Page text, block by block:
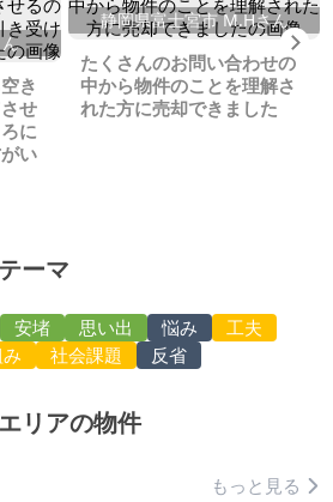
き
せ
に
い
静岡県富士宮市 M.Hさん
たくさんのお問い合わせの
中から物件のことを理解さ
れた方に売却できました
ーマ
安堵 思い出 悩み
工夫
社会課題 反省
リアの物件
もっと見る